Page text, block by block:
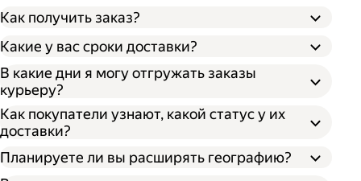
Откройте кабинет для бизнеса;
Укажите, откуда забрать заказ и куда его
доставить;
Впишите необходимые данные о заказе;
Выберите тип оплаты;
Как получить заказ?
По штрихкоду. Покажите штрихкод
сотруднику, отсканировав его, он отдаст
ваш заказ;
По номеру заказа. Получателю нужно
назвать номер заказа, чтобы сотрудник
Какие у вас сроки доставки?
В какие дни я могу отгружать заказы
курьеру?
Как покупатели узнают, какой статус у их
доставки?
Планируете ли вы расширять географию?